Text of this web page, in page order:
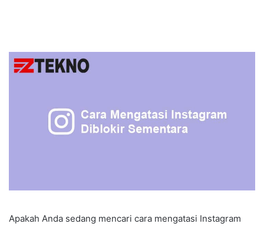
Apakah Anda sedang mencari cara mengatasi Instagram